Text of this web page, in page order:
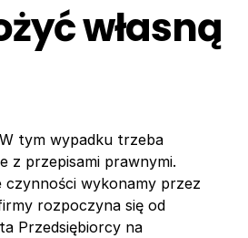
własną
W tym wypadku trzeba
z przepisami prawnymi.
czynności wykonamy przez
rozpoczyna się od
Przedsiębiorcy na